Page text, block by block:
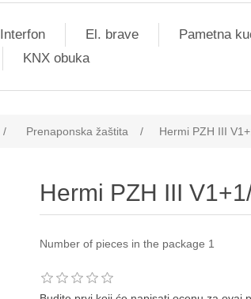
Interfon El. brave Pametna
KNX obuka
/ Prenaponska žaštita / Hermi PZH III
Hermi PZH III
Number of pieces in the package 1